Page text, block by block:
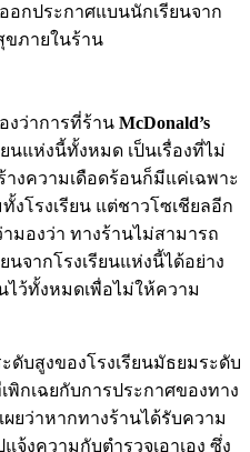
อกประกาศแบนนักเรียนจาก
ขภายในร้าน
งว่าการที่ร้าน McDonald’s
นแห่งนี้ทั้งหมด เป็นเรื่องที่ไม่
งความเดือดร้อนก็มีแค่เฉพาะ
งโรงเรียน แต่ชาวโซเชียลอีก
มองว่า ทางร้านไม่สามารถ
นจากโรงเรียนแห่งนี้ได้อย่าง
ไว้ทั้งหมดเพื่อไม่ให้ความ
บสูงของโรงเรียนมัธยมระดับ
กเฉยกับการประกาศของทาง
ผยว่าหากทางร้านได้รับความ
จ้งความกับตำรวจเอาเอง ซึ่ง